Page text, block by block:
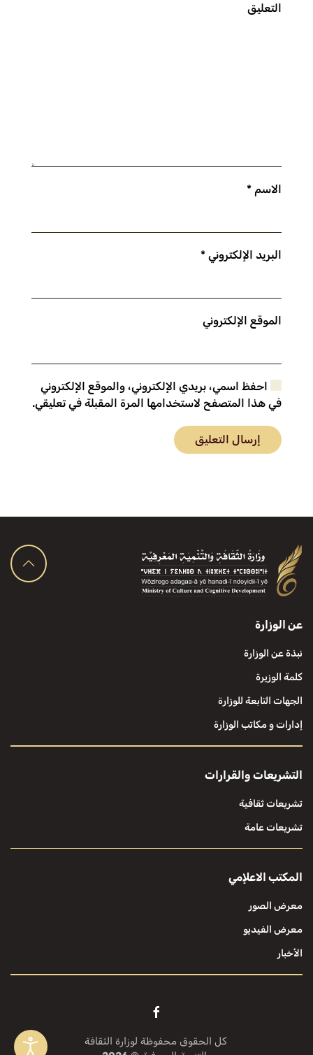
التعليق
الاسم *
البريد الإلكتروني *
الموقع الإلكتروني
احفظ اسمي، بريدي الإلكتروني، والموقع الإلكتروني
في هذا المتصفح لاستخدامها المرة المقبلة في تعليقي.
إرسال التعليق
عن الوزارة
نبذة عن الوزارة
كلمة الوزيرة
الجهات التابعة للوزارة
إدارات و مكاتب الوزارة
التشريعات والقرارات
تشريعات ثقافية
تشريعات عامة
المكتب الاعلإمي
معرض الصور
معرض الفيديو
الأخبار
كل الحقوق محفوظة لوزارة الثقافة